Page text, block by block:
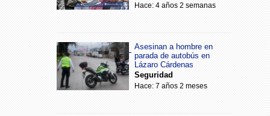
Hace: 4 años 2 semanas
Asesinan a hombre en
parada de autobús en
Lázaro Cárdenas
Seguridad
Hace: 7 años 2 meses